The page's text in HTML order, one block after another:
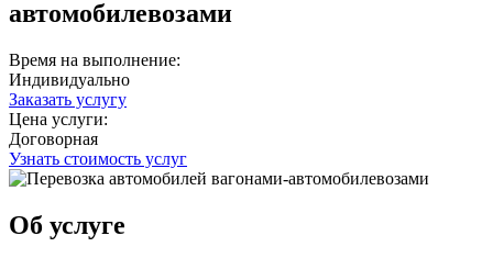
автомобилевозами
Время на выполнение:
Индивидуально
Заказать услугу
Цена услуги:
Договорная
Узнать стоимость услуг
Об услуге